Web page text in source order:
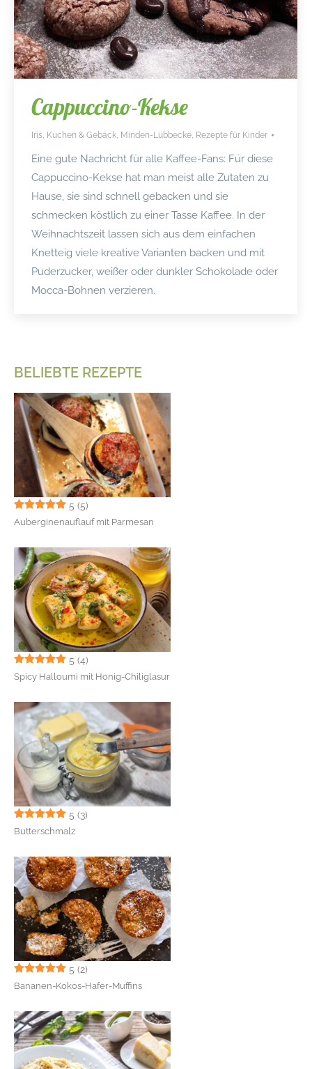
Cappuccino-Kekse
Iris Kuchen & Gebäck Minden-Lübbecke Rezepte für Kinder
Eine gute Nachricht für alle Kaffee-Fans: Für diese
Cappuccino-Kekse hat man meist alle Zutaten zu
Hause, sie sind schnell gebacken und sie
schmecken köstlich zu einer Tasse Kaffee. In der
Weihnachtszeit lassen sich aus dem einfachen
Knetteig viele kreative Varianten backen und mit
Puderzucker, weißer oder dunkler Schokolade oder
Mocca-Bohnen verzieren.
BELIEBTE REZEPTE
5 (5)
Auberginenauflauf mit Parmesan
5 (4)
Spicy Halloumi mit Honig-Chiliglasur
5 (3)
Butterschmalz
5 (2)
Bananen-Kokos-Hafer-Muffins